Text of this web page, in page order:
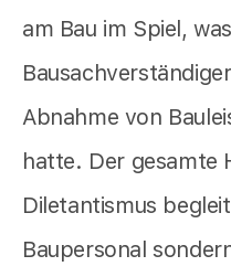
am Bau im Spiel,
Abnahme von
hatte. Der gesamte
Diletantismus
Baupersonal